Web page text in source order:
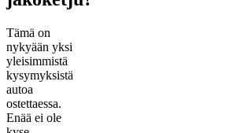
Tämä on
nykyään yksi
yleisimmistä
kysymyksistä
autoa
ostettaessa.
Enää ei ole